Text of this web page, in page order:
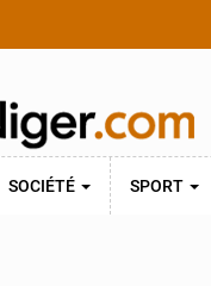
SOCIÉTÉ SPORT